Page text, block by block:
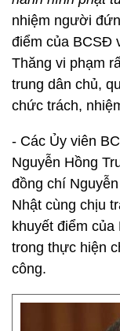
nhiệm người
điểm của BCSĐ
Thăng vi phạm
trung dân chủ,
chức trách,
- Các Ủy viên
Nguyễn Hồng
đồng chí
Nhật cùng chịu
khuyết điểm
trong thực hiện
công.